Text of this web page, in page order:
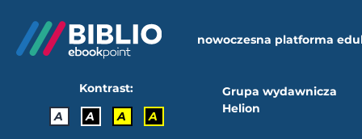
nowoczesna platforma
Kontrast:
A
A A A
Grupa wydawnicza
Helion